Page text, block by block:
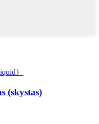
(skystas)